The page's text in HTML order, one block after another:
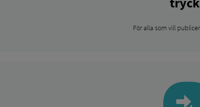
För alla som vill